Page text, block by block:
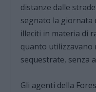
distanze dalle
segnato la giornata
illeciti in materia di
quanto
sequestrate, senza
Gli agenti della